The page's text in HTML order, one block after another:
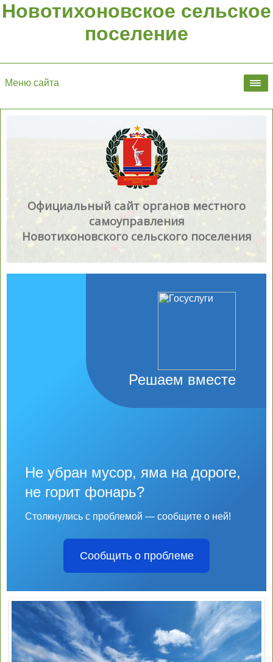
Новотихоновское сельское
поселение
Меню сайта
Официальный сайт органов местного
самоуправления
Новотихоновского сельского поселения
Решаем вместе
Не убран мусор, яма на дороге,
не горит фонарь?
Столкнулись с проблемой — сообщите о ней!
Сообщить о проблеме